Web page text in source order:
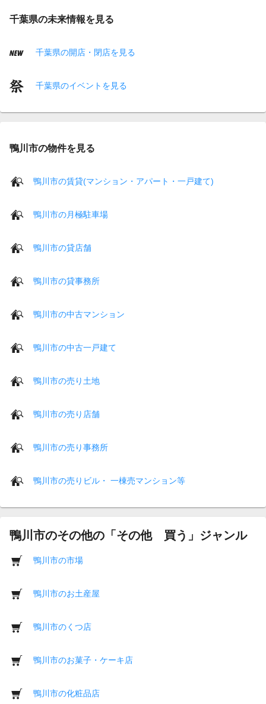
千葉県の未来情報を見る
千葉県の開店・閉店を見る
千葉県のイベントを見る
鴨川市の物件を見る
鴨川市の賃貸(マンション・アパート・一戸建て)
鴨川市の月極駐車場
鴨川市の貸店舗
鴨川市の貸事務所
鴨川市の中古マンション
鴨川市の中古一戸建て
鴨川市の売り土地
鴨川市の売り店舗
鴨川市の売り事務所
鴨川市の売りビル・ 一棟売マンション等
鴨川市のその他の「その他 買う」ジャンル
鴨川市の市場
鴨川市のお土産屋
鴨川市のくつ店
鴨川市のお菓子・ケーキ店
鴨川市の化粧品店